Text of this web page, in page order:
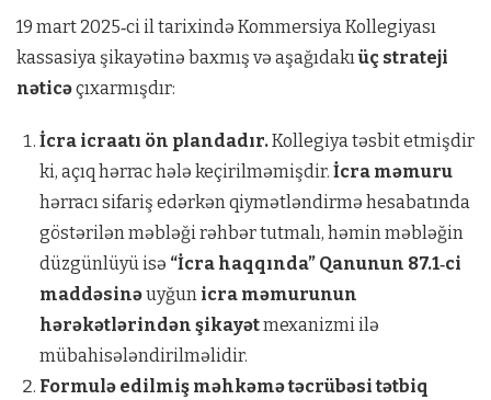
19 mart 2025‑ci il tarixində Kommersiya Kollegiyası
kassasiya şikayətinə baxmış və aşağıdakı üç strateji
nəticəçıxarmışdır:
İcra icraatı ön plandadır.Kollegiya təsbit etmişdir
ki, açıq hərrac hələ keçirilməmişdir. İcra məmuru
hərracı sifariş edərkən qiymətləndirmə hesabatında
göstərilən məbləği rəhbər tutmalı, həmin məbləğin
düzgünlüyü isə “İcra haqqında” Qanunun 87.1‑ci
maddəsinəuyğun icra məmurunun
hərəkətlərindən şikayətmexanizmi ilə
mübahisələndirilməlidir.
Formulə edilmiş məhkəmə təcrübəsi tətbiq